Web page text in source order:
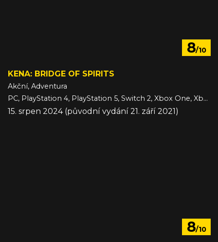
8/10
KENA: BRIDGE OF SPIRITS
Akční, Adventura
PC, PlayStation 4, PlayStation 5, Switch 2, Xbox One, Xbox Series
15. srpen 2024 (původní vydání 21. září 2021)
8/10